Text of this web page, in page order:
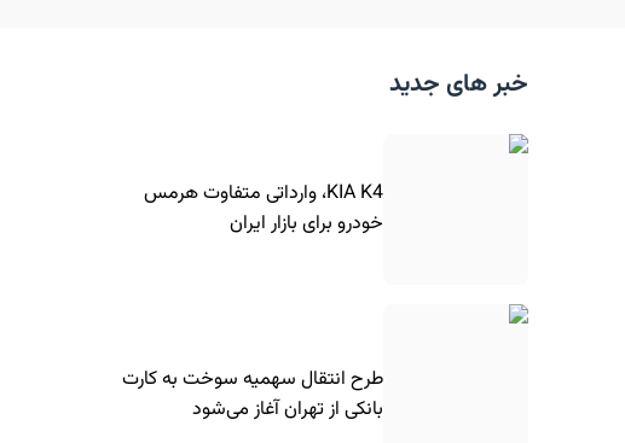
خبر های جدید
KIA K4، وارداتی متفاوت هرمس
خودرو برای بازار ایران
طرح انتقال سهمیه سوخت به کارت
بانکی از تهران آغاز می‌شود